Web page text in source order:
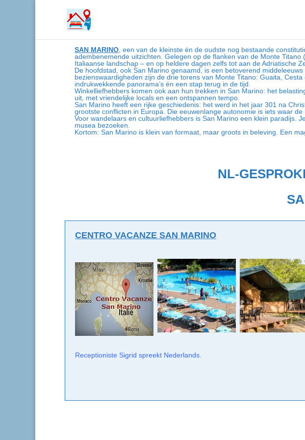
SAN MARINO , een van de kleinste én de oudste nog bestaande
adembenemende uitzichten. Gelegen op de flanken van de Monte
Italiaanse landschap – en op heldere dagen zelfs tot aan de Adriatische
De hoofdstad, ook San Marino genaamd, is een betoverend
bezienswaardigheden zijn de drie torens van Monte Titano: Guaita,
indrukwekkende panorama’s én een stap terug in de tijd.
Winkelliefhebbers komen ook aan hun trekken in San Marino: het
uit, met vriendelijke locals en een ontspannen tempo.
San Marino heeft een rijke geschiedenis: het werd in het jaar 301 na
grootste conflicten in Europa. Die eeuwenlange autonomie is iets waar de
Voor wandelaars en cultuurliefhebbers is San Marino een klein paradijs.
musea bezoeken.
Kortom: San Marino is klein van formaat, maar groots in beleving. Een
NL-
CENTRO VACANZE SAN MARINO
Receptioniste Sigrid spreekt Nederlands.